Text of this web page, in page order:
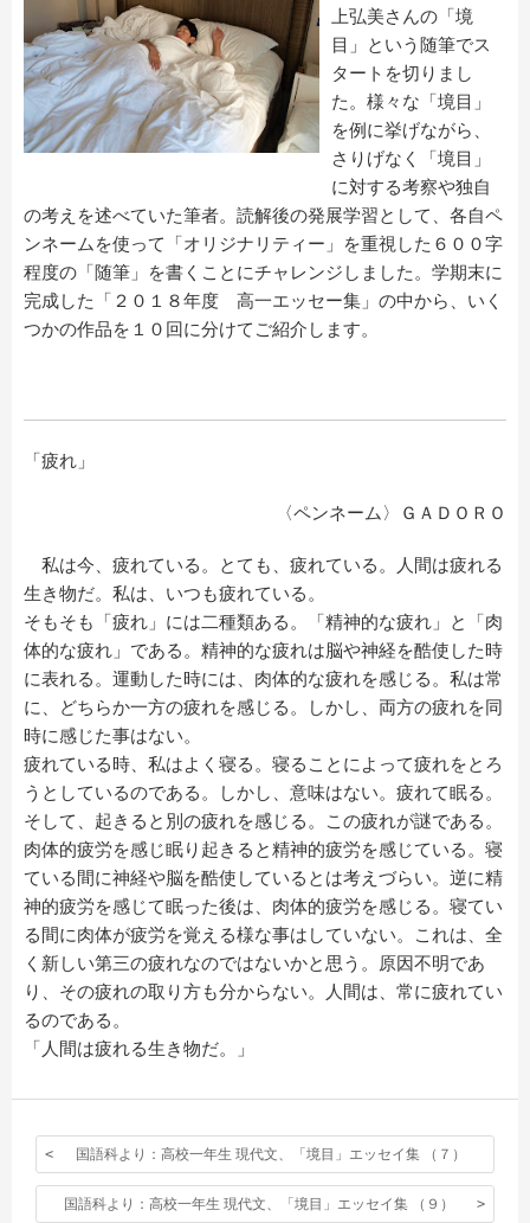
上弘美さんの「境
目」という随筆でス
タートを切りまし
た。様々な「境目」
を例に挙げながら、
さりげなく「境目」
に対する考察や独自
の考えを述べていた筆者。読解後の発展学習として、各自ペ
ンネームを使って「オリジナリティー」を重視した６００字
程度の「随筆」を書くことにチャレンジしました。学期末に
完成した「２０１８年度 高一エッセー集」の中から、いく
つかの作品を１０回に分けてご紹介します。
「疲れ」
〈ペンネーム〉ＧＡＤＯＲＯ
私は今、疲れている。とても、疲れている。人間は疲れる
生き物だ。私は、いつも疲れている。
そもそも「疲れ」には二種類ある。「精神的な疲れ」と「肉
体的な疲れ」である。精神的な疲れは脳や神経を酷使した時
に表れる。運動した時には、肉体的な疲れを感じる。私は常
に、どちらか一方の疲れを感じる。しかし、両方の疲れを同
時に感じた事はない。
疲れている時、私はよく寝る。寝ることによって疲れをとろ
うとしているのである。しかし、意味はない。疲れて眠る。
そして、起きると別の疲れを感じる。この疲れが謎である。
肉体的疲労を感じ眠り起きると精神的疲労を感じている。寝
ている間に神経や脳を酷使しているとは考えづらい。逆に精
神的疲労を感じて眠った後は、肉体的疲労を感じる。寝てい
る間に肉体が疲労を覚える様な事はしていない。これは、全
く新しい第三の疲れなのではないかと思う。原因不明であ
り、その疲れの取り方も分からない。人間は、常に疲れてい
るのである。
「人間は疲れる生き物だ。」
国語科より：高校一年生 現代文、「境目」エッセイ集 （７）
国語科より：高校一年生 現代文、「境目」エッセイ集 （９）